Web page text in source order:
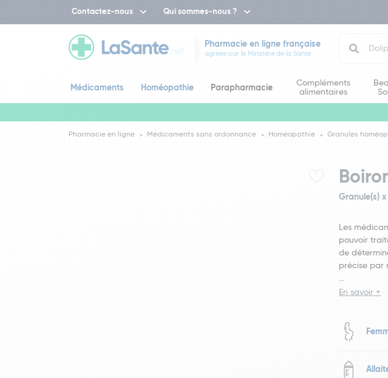
Contactez-nous Qui sommes-nous ?
Pharmacie en ligne française
agréée par le Ministère de la Santé
Médicaments Homéopathie Parapharmacie
Compléments
alimentaires
Pharmacie en ligne Médicaments sans ordonnance Homéopathie Granules
Granule(s)
Les
pouvoir
de
précise par
...
En savoir +